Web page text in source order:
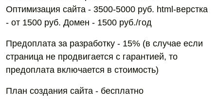
Оптимизация сайта - 3500-5000 руб. html-верстка
- от 1500 руб. Домен - 1500 руб./год
Предоплата за разработку - 15% (в случае если
страница не продвигается с гарантией, то
предоплата включается в стоимость)
План создания сайта - бесплатно